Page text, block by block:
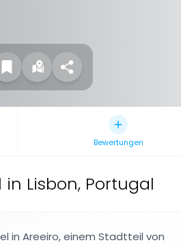
Bewertungen
in Lisbon, Portugal
in Areeiro, einem Stadtteil von